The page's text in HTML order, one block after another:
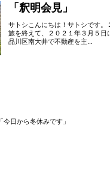
「釈明会見」
サトシこんにちは！サトシです
旅を終えて、２０２１年３月５
品川区南大井で不動産を主...
「今日から冬休みです」